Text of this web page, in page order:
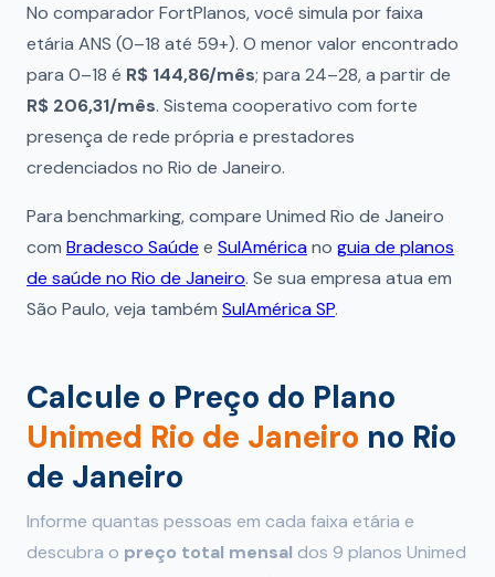
No comparador FortPlanos, você simula por faixa
etária ANS (0–18 até 59+). O menor valor encontrado
para 0–18 é R$ 144,86/mês; para 24–28, a partir de
R$ 206,31/mês. Sistema cooperativo com forte
presença de rede própria e prestadores
credenciados no Rio de Janeiro.
Para benchmarking, compare Unimed Rio de Janeiro
com Bradesco Saúde e SulAméricano guia de planos
de saúde no Rio de Janeiro. Se sua empresa atua em
São Paulo, veja também SulAmérica SP.
Calcule o Preço do Plano
Unimed Rio de Janeiro no Rio
de Janeiro
Informe quantas pessoas em cada faixa etária e
descubra o preço total mensal dos 9 planos Unimed